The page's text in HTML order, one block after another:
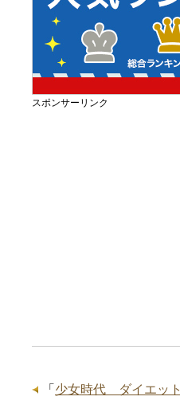
スポンサーリンク
「 少女時代 ダイエット